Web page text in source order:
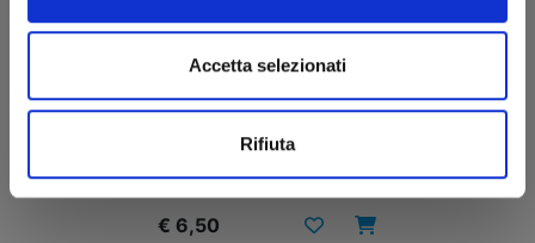
Accetta selezionati
Rifiuta
€ 6,50